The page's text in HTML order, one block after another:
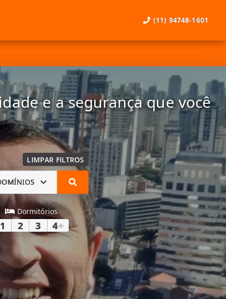
(11) 94748-1601
e a segurança que você
LIMPAR FILTROS
Dormitórios
1 2 3 4+